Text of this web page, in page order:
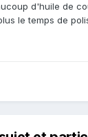
d'huile de
le temps de